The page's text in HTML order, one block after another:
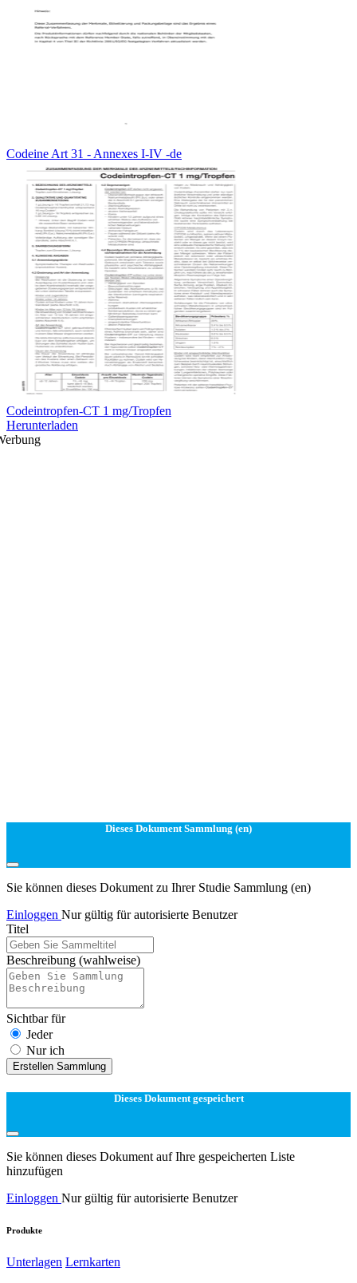
Codeine Art 31 - Annexes I-IV -de
Codeintropfen-CT 1 mg/Tropfen
Herunterladen
Dieses Dokument Sammlung (en)
Sie können dieses Dokument zu Ihrer Studie Sammlung (en)
Einloggen Nur gültig für autorisierte Benutzer
Titel
Beschreibung (wahlweise)
Sichtbar für
Jeder
Nur ich
Erstellen Sammlung
Dieses Dokument gespeichert
Sie können dieses Dokument auf Ihre gespeicherten Liste
hinzufügen
Einloggen Nur gültig für autorisierte Benutzer
Produkte
Unterlagen Lernkarten